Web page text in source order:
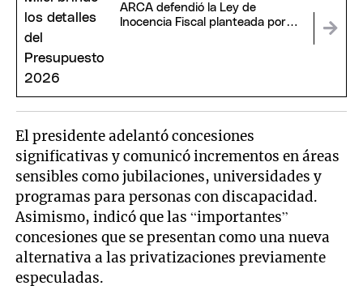
ARCA defendió la Ley de
Inocencia Fiscal planteada por
El presidente adelantó concesiones
significativas y comunicó incrementos en áreas
sensibles como jubilaciones, universidades y
programas para personas con discapacidad.
Asimismo, indicó que las “importantes”
concesiones que se presentan como una nueva
alternativa a las privatizaciones previamente
especuladas.